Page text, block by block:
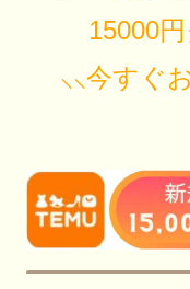
15000
⸜⸜今すぐ